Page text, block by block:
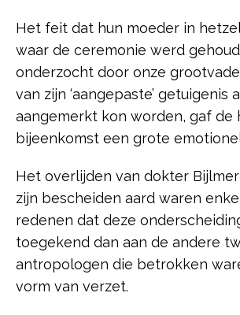
Het feit dat hun moeder in
waar de ceremonie werd
onderzocht door onze
van zijn ‘aangepaste’ getuigenis
aangemerkt kon worden, gaf de
bijeenkomst een grote
Het overlijden van dokter Bijlmer
zijn bescheiden aard waren
redenen dat deze
toegekend dan aan de andere
antropologen die betrokken
vorm van verzet.